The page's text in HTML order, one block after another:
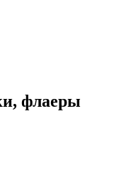
флаеры